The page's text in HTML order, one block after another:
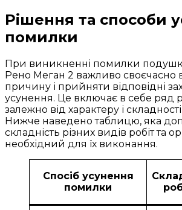
Рішення та способи
помилки
При виникненні помилки
Рено Меган 2 важливо своєчасно
причину і прийняти відповідні
усунення. Це включає в себе ряд
залежно від характеру і
Нижче наведено таблицю, яка
складність різних видів робіт та
необхідний для їх виконання.
Спосіб усунення
помилки